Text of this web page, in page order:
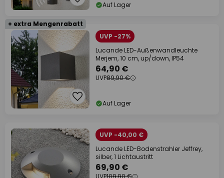
Auf Lager
+ extra Mengenrabatt
UVP -27%
Lucande LED-Außenwandleuchte
Merjem, 10 cm, up/down, IP54
64,90 €
UVP89,90 €
Auf Lager
UVP -40,00 €
Lucande LED-Bodenstrahler Jeffrey,
silber, 1 Lichtaustritt
69,90 €
UVP109,90 €